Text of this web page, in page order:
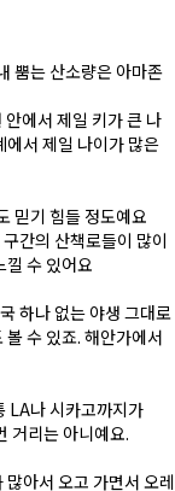
뿜는 산소량은 아마존
에서 제일 키가 큰 나
서 제일 나이가 많은
믿기 힘들 정도예요
간의 산책로들이 많이
낄 수 있어요
하나 없는 야생 그대로
수 있죠. 해안가에서
LA나 시카고까지가
거리는 아니예요.
아서 오고 가면서 오레